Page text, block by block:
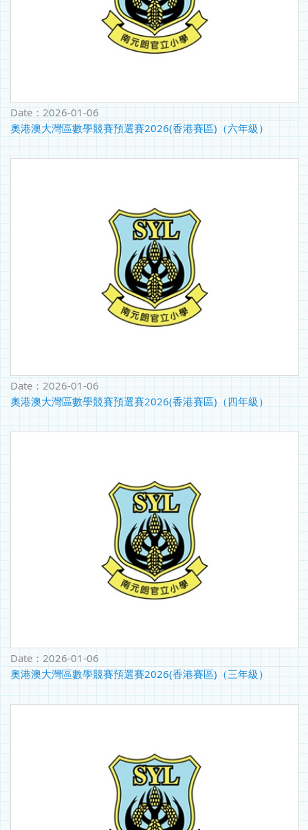
Date： 2026-01-06
奧港澳大灣區數學競賽預選賽2026(香港賽區)（六年級）
Date： 2026-01-06
奧港澳大灣區數學競賽預選賽2026(香港賽區)（四年級）
Date： 2026-01-06
奧港澳大灣區數學競賽預選賽2026(香港賽區)（三年級）